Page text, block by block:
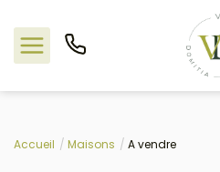
Nos offres
Accueil Maisons A vendre